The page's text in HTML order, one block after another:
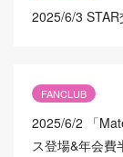
2025/6/3
FANCLUB
2025/6/2
「
ス登場&年会費